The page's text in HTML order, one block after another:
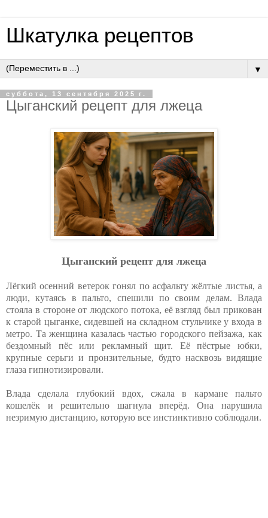
Шкатулка рецептов
▼
суббота, 13 сентября 2025 г.
Цыгaнcкий peцeпт для лжeцa
Цыгaнcкий peцeпт для лжeцa
Лёгкий осенний ветерок гонял по асфальту жёлтые листья, а
люди, кутаясь в пальто, спешили по своим делам. Влада
стояла в стороне от людского потока, её взгляд был прикован
к старой цыганке, сидевшей на складном стульчике у входа в
метро. Та женщина казалась частью городского пейзажа, как
бездомный пёс или рекламный щит. Её пёстрые юбки,
крупные серьги и пронзительные, будто насквозь видящие
глаза гипнотизировали.
Влада сделала глубокий вдох, сжала в кармане пальто
кошелёк и решительно шагнула вперёд. Она нарушила
незримую дистанцию, которую все инстинктивно соблюдали.